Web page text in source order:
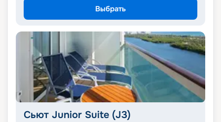
Выбрать
Сьют Junior Suite (J3)